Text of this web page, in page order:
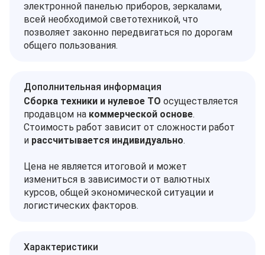
электронной панелью приборов, зеркалами,
всей необходимой светотехникой, что
позволяет законно передвигаться по дорогам
общего пользования.
Дополнительная информация
Сборка техники и нулевое ТО осуществляется
продавцом на коммерческой основе.
Стоимость работ зависит от сложности работ
и рассчитывается индивидуально.
Цена не является итоговой и может
измениться в зависимости от валютных
курсов, общей экономической ситуации и
логистических факторов.
Характеристики